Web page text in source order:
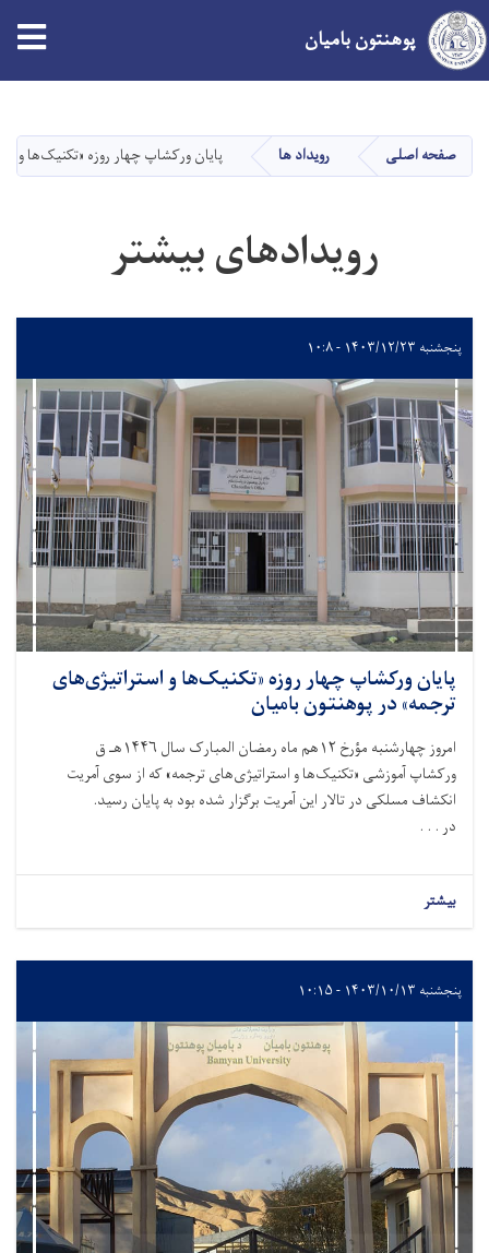
main
content
پوهنتون بامیان
صفحه اصلی رویداد ها پایان ورکشاپ چهار روزه «تکنیک‌ها و
رویدادهای بیشتر
پنجشنبه ۱۴۰۳/۱۲/۲۳ - ۱۰:۸
پایان ورکشاپ چهار روزه «تکنیک‌ها و استراتیژی‌های
ترجمه» در پوهنتون بامیان
امروز چهارشنبه مؤرخ ۱۲هم ماه رمضان المبارک سال ۱۴۴۶هـ ق
ورکشاپ آموزشی «تکنیک‌ها و استراتیژی‌های ترجمه» که از سوی آمریت
انکشاف مسلکی در تالار این آمریت برگزار شده بود به پایان رسید.
در . . .
بیشتر
پنجشنبه ۱۴۰۳/۱۰/۱۳ - ۱۰:۱۵